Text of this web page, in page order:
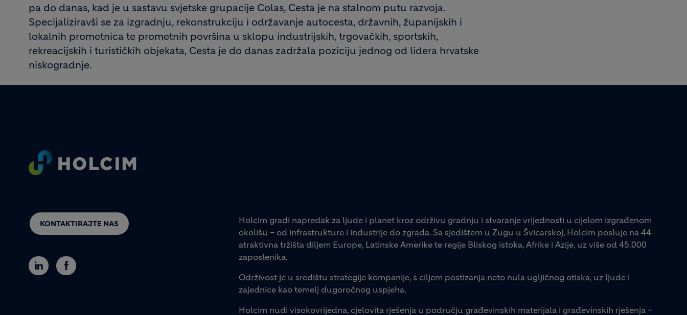
pa do danas, kad je u sastavu svjetske grupacije Colas, Cesta je na stalnom putu razvoja.
Specijaliziravši se za izgradnju, rekonstrukciju i održavanje autocesta, državnih, županijskih i
lokalnih prometnica te prometnih površina u sklopu industrijskih, trgovačkih, sportskih,
rekreacijskih i turističkih objekata, Cesta je do danas zadržala poziciju jednog od lidera hrvatske
niskogradnje.
KONTAKTIRAJTE NAS
Holcim gradi napredak za ljude i planet kroz održivu gradnju i stvaranje vrijednosti u cijelom izgrađenom
okolišu – od infrastrukture i industrije do zgrada. Sa sjedištem u Zugu u Švicarskoj, Holcim posluje na 44
atraktivna tržišta diljem Europe, Latinske Amerike te regije Bliskog istoka, Afrike i Azije, uz više od 45.000
zaposlenika.
Održivost je u središtu strategije kompanije, s ciljem postizanja neto nula ugljičnog otiska, uz ljude i
zajednice kao temelj dugoročnog uspjeha.
Holcim nudi visokovrijedna, cjelovita rješenja u području građevinskih materijala i građevinskih rješenja –